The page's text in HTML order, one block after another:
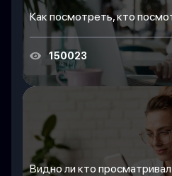
Как посмотреть, кто
150023
Видно ли кто просматривал